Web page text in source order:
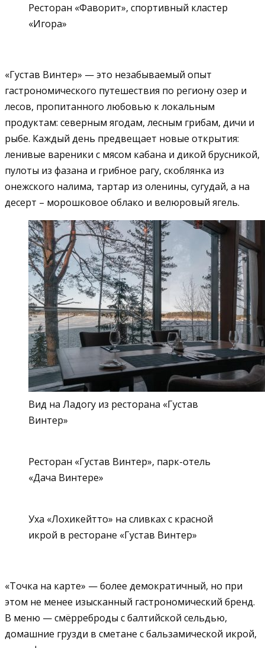
Ресторан «Фаворит», спортивный кластер
«Игора»
«Густав Винтер» — это незабываемый опыт
гастрономического путешествия по региону озер и
лесов, пропитанного любовью к локальным
продуктам: северным ягодам, лесным грибам, дичи и
рыбе. Каждый день предвещает новые открытия:
ленивые вареники с мясом кабана и дикой брусникой,
пулоты из фазана и грибное рагу, скоблянка из
онежского налима, тартар из оленины, сугудай, а на
десерт – морошковое облако и велюровый ягель.
Вид на Ладогу из ресторана «Густав
Винтер»
Ресторан «Густав Винтер», парк-отель
«Дача Винтере»
Уха «Лохикейтто» на сливках с красной
икрой в ресторане «Густав Винтер»
«Точка на карте» — более демократичный, но при
этом не менее изысканный гастрономический бренд.
В меню — смёрреброды с балтийской сельдью,
домашние грузди в сметане с бальзамической икрой,